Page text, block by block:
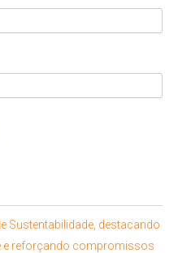
Sustentabilidade, destacando
e reforçando compromissos